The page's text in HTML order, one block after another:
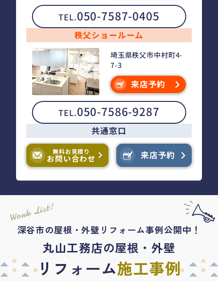
TEL.050-7587-0405
秩父ショールーム
埼玉県秩父市中村町4-
7-3
来店予約
TEL.050-7586-9287
共通窓口
来店予約
無料お見積り
お問い合わせ
Work List!
深谷市の屋根・外壁リフォーム事例公開中！
丸山工務店の屋根・外壁
リフォーム施工事例